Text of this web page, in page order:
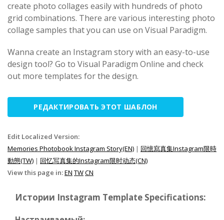
create photo collages easily with hundreds of photo
grid combinations. There are various interesting photo
collage samples that you can use on Visual Paradigm.
Wanna create an Instagram story with an easy-to-use
design tool? Go to Visual Paradigm Online and check
out more templates for the design.
РЕДАКТИРОВАТЬ ЭТОТ ШАБЛОН
Edit Localized Version:
Memories Photobook Instagram Story(EN) | 回憶寫真集Instagram限時
動態(TW) | 回忆写真集的Instagram限时动态(CN)
View this page in:EN TWCN
Истории Instagram Template Specifications: